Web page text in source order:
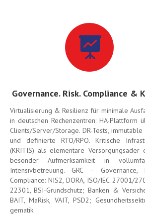

Governance. Risk. Compliance &
Virtualisierung & Resilienz für minimale
in deutschen Rechenzentren: HA-Plattform
Clients/Server/Storage. DR-Tests, immutable
und definierte RTO/RPO. Kritische
(KRITIS) als elementare Versorgungsader
besonder Aufmerksamkeit in
Intensivbetreuung. GRC –
Compliance: NIS2, DORA, ISO/IEC 27001/
22301, BSI-Grundschutz; Banken &
BAIT, MaRisk, VAIT, PSD2;
gematik.